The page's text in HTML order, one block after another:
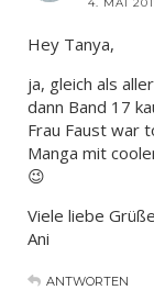
Hey Tanya,
ja, gleich als
dann Band 17
Frau Faust war
Manga mit
😉
Viele liebe Grüße
Ani
ANTWORTEN